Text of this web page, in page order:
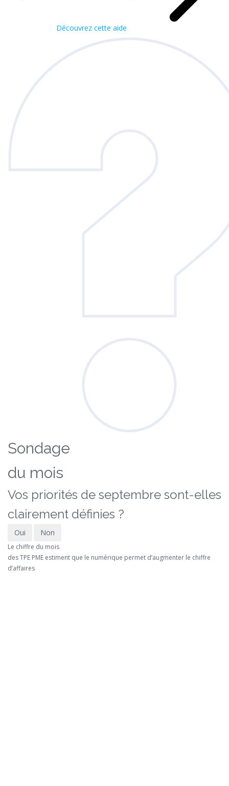
Découvrez cette aide
Sondage
du mois
Vos priorités de septembre sont-elles
clairement définies ?
Oui Non
Le chiffre du mois
des TPE PME estiment que le numérique permet d’augmenter le chiffre
d’affaires